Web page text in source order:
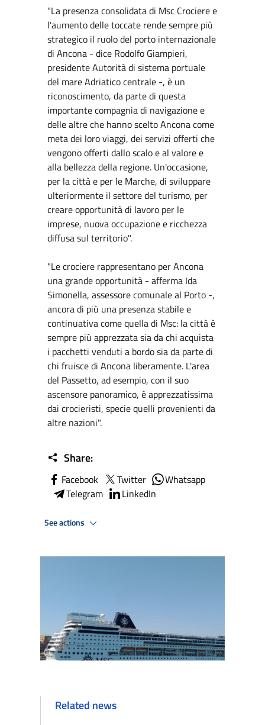
“La presenza consolidata di Msc Crociere e
l'aumento delle toccate rende sempre più
strategico il ruolo del porto internazionale
di Ancona - dice Rodolfo Giampieri,
presidente Autorità di sistema portuale
del mare Adriatico centrale -, è un
riconoscimento, da parte di questa
importante compagnia di navigazione e
delle altre che hanno scelto Ancona come
meta dei loro viaggi, dei servizi offerti che
vengono offerti dallo scalo e al valore e
alla bellezza della regione. Un'occasione,
per la città e per le Marche, di sviluppare
ulteriormente il settore del turismo, per
creare opportunità di lavoro per le
imprese, nuova occupazione e ricchezza
diffusa sul territorio".
"Le crociere rappresentano per Ancona
una grande opportunità - afferma Ida
Simonella, assessore comunale al Porto -,
ancora di più una presenza stabile e
continuativa come quella di Msc: la città è
sempre più apprezzata sia da chi acquista
i pacchetti venduti a bordo sia da parte di
chi fruisce di Ancona liberamente. L'area
del Passetto, ad esempio, con il suo
ascensore panoramico, è apprezzatissima
dai crocieristi, specie quelli provenienti da
altre nazioni".
Share:
Facebook Twitter
Whatsapp
Telegram
LinkedIn
See actions
Related news